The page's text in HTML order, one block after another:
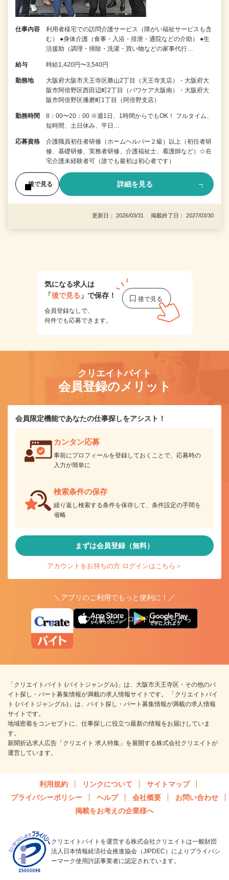
仕事内容
利用者様宅での訪問介護サービス（障がい福祉サービスも含
む） ●身体介護（食事・入浴・排泄・通院などの介助） ●生
活援助（調理・掃除・洗濯・買い物などの家事代行…
給与 時給1,420円〜3,540円
勤務地
大阪府大阪市天王寺区勝山2丁目（天王寺支店）・大阪府大
阪市阿倍野区西田辺町2丁目（パワケア大阪南）・大阪府大
阪市阿倍野区播磨町1丁目（阿倍野支店）
勤務時間
8：00〜20：00 ※週1日、1時間からでもOK！ フルタイム、
短時間、土日休み、平日…
応募資格
介護職員初任者研修（ホームヘルパー２級）以上（初任者研
修、基礎研修、実務者研修、介護福祉士、看護師など）☆在
宅介護未経験者可（誰でも最初は初心者です）
後で見る 詳細を見る
更新日： 2026/03/31 掲載終了日： 2027/03/30
1
気になる求人は
「後で見る 」で保存！
会員登録なしで、
何件でも応募できます。
クリエイトバイト
会員登録のメリット
会員限定機能であなたの仕事探しをアシスト！
カンタン応募
事前にプロフィールを登録しておくことで、応募時の
入力が簡単に
検索条件の保存
繰り返し検索する条件を保存して、条件設定の手間を
省略
まずは会員登録（無料）
アカウントをお持ちの方 ログインはこちら＞
＼アプリのご利用でもっと便利に！／
アプリ版ダウンロードはこちらから
「クリエイトバイト (バイトジャングル)」は、大阪市天王寺区・その他のバ
イト探し・パート募集情報が満載の求人情報サイトです。 「クリエイトバイ
ト (バイトジャングル)」は、バイト探し・パート募集情報が満載の求人情報
サイトです。
地域密着をコンセプトに、仕事探しに役立つ最新の情報をお届けしていま
す。
新聞折込求人広告「クリエイト 求人特集」を展開する株式会社クリエイトが
運営しています。
利用規約 リンクについて
サイトマップ
プライバシーポリシー
ヘルプ 会社概要
お問い合わせ
掲載をお考えの企業様へ
クリエイトバイトを運営する株式会社クリエイトは一般財団
法人日本情報経済社会推進協会（JIPDEC）によりプライバシ
ーマーク使用許諾事業者に認定されています。